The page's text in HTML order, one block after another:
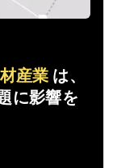
産業 は、
に影響を